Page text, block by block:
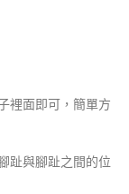
裡面即可，簡單方
趾與腳趾之間的位